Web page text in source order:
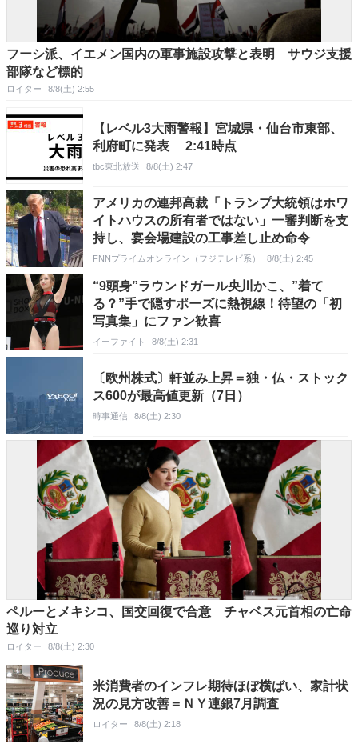
フーシ派、イエメン国内の軍事施設攻撃と表明 サウジ支援
部隊など標的
ロイター 8/8(土) 2:55
【レベル3大雨警報】宮城県・仙台市東部、
利府町に発表 2:41時点
tbc東北放送 8/8(土) 2:47
アメリカの連邦高裁「トランプ大統領はホワ
イトハウスの所有者ではない」一審判断を支
持し、宴会場建設の工事差し止め命令
FNNプライムオンライン（フジテレビ系） 8/8(土) 2:45
“9頭身”ラウンドガール央川かこ、”着て
る？”手で隠すポーズに熱視線！待望の「初
写真集」にファン歓喜
イーファイト 8/8(土) 2:31
〔欧州株式〕軒並み上昇＝独・仏・ストック
ス600が最高値更新（7日）
時事通信 8/8(土) 2:30
ペルーとメキシコ、国交回復で合意 チャベス元首相の亡命
巡り対立
ロイター 8/8(土) 2:30
米消費者のインフレ期待ほぼ横ばい、家計状
況の見方改善＝ＮＹ連銀7月調査
ロイター 8/8(土) 2:18